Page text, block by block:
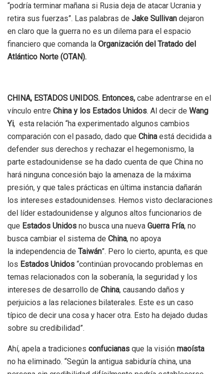
“podría terminar mañana si Rusia deja de atacar Ucrania y
retira sus fuerzas”. Las palabras de Jake Sullivan dejaron
en claro que la guerra no es un dilema para el espacio
financiero que comanda la Organización del Tratado del
Atlántico Norte (OTAN).
CHINA, ESTADOS UNIDOS. Entonces, cabe adentrarse en el
vínculo entre China y los Estados Unidos. Al decir de Wang
Yi, esta relación “ha experimentado algunos cambios
comparación con el pasado, dado que China está decidida a
defender sus derechos y rechazar el hegemonismo, la
parte estadounidense se ha dado cuenta de que China no
hará ninguna concesión bajo la amenaza de la máxima
presión, y que tales prácticas en última instancia dañarán
los intereses estadounidenses. Hemos visto declaraciones
del líder estadounidense y algunos altos funcionarios de
que Estados Unidos no busca una nueva Guerra Fría, no
busca cambiar el sistema de China, no apoya
la independencia de Taiwán”. Pero lo cierto, apunta, es que
los Estados Unidos “continúan provocando problemas en
temas relacionados con la soberanía, la seguridad y los
intereses de desarrollo de China, causando daños y
perjuicios a las relaciones bilaterales. Este es un caso
típico de decir una cosa y hacer otra. Esto ha dejado dudas
sobre su credibilidad”.
Ahí, apela a tradiciones confucianas que la visión maoísta
no ha eliminado. “Según la antigua sabiduría china, una